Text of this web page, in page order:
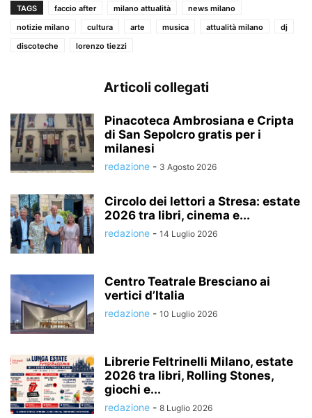
TAGS faccio after milano attualità
news milano
notizie milano
cultura arte musica attualità milano
dj
discoteche
lorenzo tiezzi
Articoli collegati
Pinacoteca Ambrosiana e Cripta
di San Sepolcro gratis per i
milanesi
redazione - 3 Agosto 2026
Circolo dei lettori a Stresa: estate
2026 tra libri, cinema e...
redazione - 14 Luglio 2026
Centro Teatrale Bresciano ai
vertici d’Italia
redazione - 10 Luglio 2026
Librerie Feltrinelli Milano, estate
2026 tra libri, Rolling Stones,
giochi e...
redazione - 8 Luglio 2026